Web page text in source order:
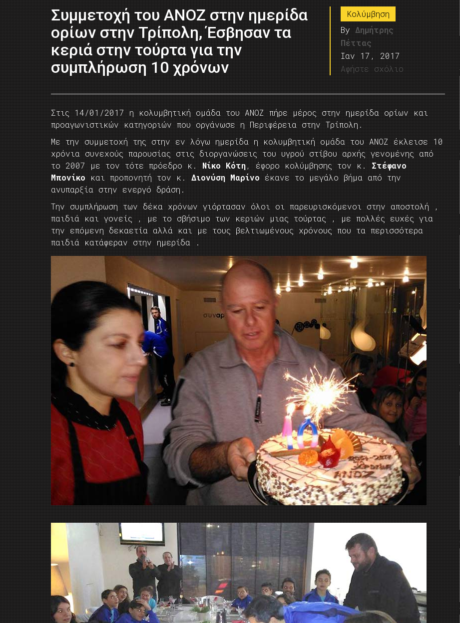
Συμμετοχή του ΑΝΟΖ στην ημερίδα
ορίων στην Τρίπολη, Έσβησαν τα
κεριά στην τούρτα για την
συμπλήρωση 10 χρόνων
Κολύμβηση
By Δημήτρης
Πέττας
Ιαν 17, 2017
Αφήστε σχόλιο
Στις 14/01/2017 η κολυμβητική ομάδα του ΑΝΟΖ πήρε μέρος στην ημερίδα ορίων και
προαγωνιστικών κατηγοριών που οργάνωσε η Περιφέρεια στην Τρίπολη.
Με την συμμετοχή της στην εν λόγω ημερίδα η κολυμβητική ομάδα του ΑΝΟΖ έκλεισε 10
χρόνια συνεχούς παρουσίας στις διοργανώσεις του υγρού στίβου αρχής γενομένης από
το 2007 με τον τότε πρόεδρο κ. Νίκο Κότη, έφορο κολύμβησης τον κ. Στέφανο
Μπονίκο και προπονητή τον κ. Διονύση Μαρίνο έκανε το μεγάλο βήμα από την
ανυπαρξία στην ενεργό δράση.
Την συμπλήρωση των δέκα χρόνων γιόρτασαν όλοι οι παρευρισκόμενοι στην αποστολή ,
παιδιά και γονείς , με το σβήσιμο των κεριών μιας τούρτας , με πολλές ευχές για
την επόμενη δεκαετία αλλά και με τους βελτιωμένους χρόνους που τα περισσότερα
παιδιά κατάφεραν στην ημερίδα .